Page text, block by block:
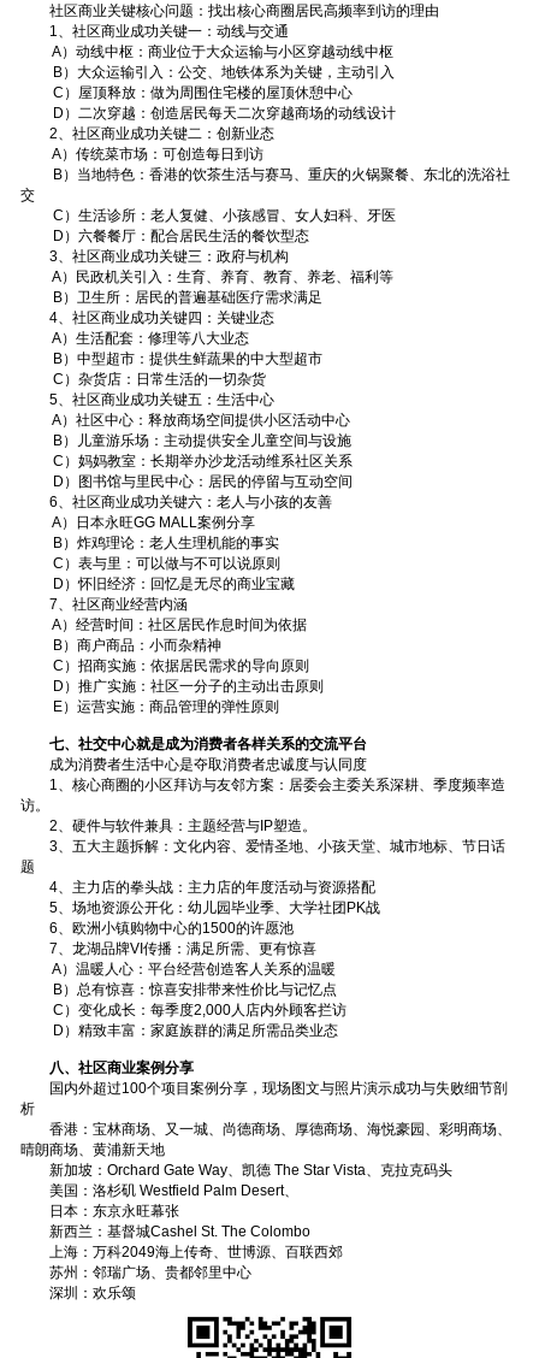
社区商业关键核心问题：找出核心商圈居民高频率到访的理由
1、社区商业成功关键一：动线与交通
A）动线中枢：商业位于大众运输与小区穿越动线中枢
B）大众运输引入：公交、地铁体系为关键，主动引入
C）屋顶释放：做为周围住宅楼的屋顶休憩中心
D）二次穿越：创造居民每天二次穿越商场的动线设计
2、社区商业成功关键二：创新业态
A）传统菜市场：可创造每日到访
B）当地特色：香港的饮茶生活与赛马、重庆的火锅聚餐、东北的洗浴社
交
C）生活诊所：老人复健、小孩感冒、女人妇科、牙医
D）六餐餐厅：配合居民生活的餐饮型态
3、社区商业成功关键三：政府与机构
A）民政机关引入：生育、养育、教育、养老、福利等
B）卫生所：居民的普遍基础医疗需求满足
4、社区商业成功关键四：关键业态
A）生活配套：修理等八大业态
B）中型超市：提供生鲜蔬果的中大型超市
C）杂货店：日常生活的一切杂货
5、社区商业成功关键五：生活中心
A）社区中心：释放商场空间提供小区活动中心
B）儿童游乐场：主动提供安全儿童空间与设施
C）妈妈教室：长期举办沙龙活动维系社区关系
D）图书馆与里民中心：居民的停留与互动空间
6、社区商业成功关键六：老人与小孩的友善
A）日本永旺GG MALL案例分享
B）炸鸡理论：老人生理机能的事实
C）表与里：可以做与不可以说原则
D）怀旧经济：回忆是无尽的商业宝藏
7、社区商业经营内涵
A）经营时间：社区居民作息时间为依据
B）商户商品：小而杂精神
C）招商实施：依据居民需求的导向原则
D）推广实施：社区一分子的主动出击原则
E）运营实施：商品管理的弹性原则
七、社交中心就是成为消费者各样关系的交流平台
成为消费者生活中心是夺取消费者忠诚度与认同度
1、核心商圈的小区拜访与友邻方案：居委会主委关系深耕、季度频率造
访。
2、硬件与软件兼具：主题经营与IP塑造。
3、五大主题拆解：文化内容、爱情圣地、小孩天堂、城市地标、节日话
题
4、主力店的拳头战：主力店的年度活动与资源搭配
5、场地资源公开化：幼儿园毕业季、大学社团PK战
6、欧洲小镇购物中心的1500的许愿池
7、龙湖品牌VI传播：满足所需、更有惊喜
A）温暖人心：平台经营创造客人关系的温暖
B）总有惊喜：惊喜安排带来性价比与记忆点
C）变化成长：每季度2,000人店内外顾客拦访
D）精致丰富：家庭族群的满足所需品类业态
八、社区商业案例分享
国内外超过100个项目案例分享，现场图文与照片演示成功与失败细节剖
析
香港：宝林商场、又一城、尚德商场、厚德商场、海悦豪园、彩明商场、
晴朗商场、黄浦新天地
新加坡：Orchard Gate Way、凯德 The Star Vista、克拉克码头
美国：洛杉矶 Westfield Palm Desert、
日本：东京永旺幕张
新西兰：基督城Cashel St. The Colombo
上海：万科2049海上传奇、世博源、百联西郊
苏州：邻瑞广场、贵都邻里中心
深圳：欢乐颂